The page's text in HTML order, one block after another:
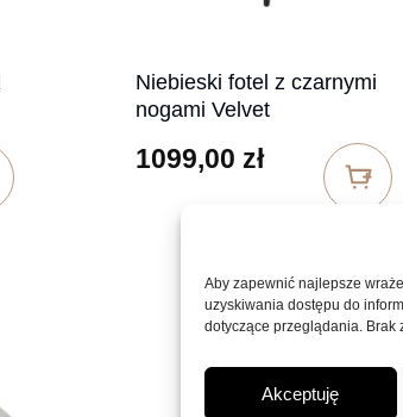
Aby zapewnić najlepsze
uzyskiwania dostępu do
dotyczące przeglądania. Brak
Akceptuję
Niebieski fotel z czarnymi
nogami Velvet
1099,00 zł